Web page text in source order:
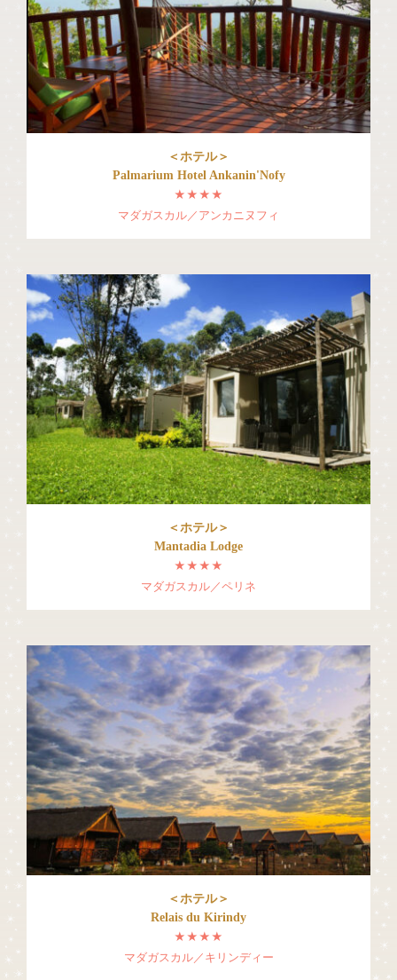
＜ホテル＞
Palmarium Hotel Ankanin'Nofy
★★★★
マダガスカル／アンカニヌフィ
＜ホテル＞
Mantadia Lodge
★★★★
マダガスカル／ペリネ
＜ホテル＞
Relais du Kirindy
★★★★
マダガスカル／キリンディー